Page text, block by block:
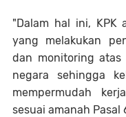
"Dalam hal ini, KPK
yang melakukan
dan monitoring atas
negara sehingga
mempermudah
sesuai amanah Pasal